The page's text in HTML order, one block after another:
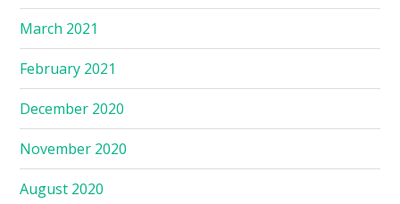
March 2021
February 2021
December 2020
November 2020
August 2020